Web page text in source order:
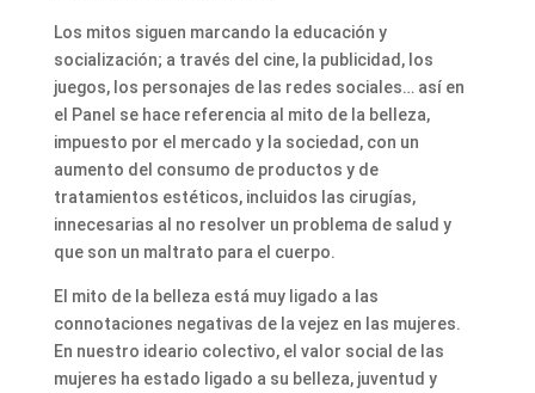
Los mitos siguen marcando la educación y
socialización; a través del cine, la publicidad, los
juegos, los personajes de las redes sociales… así en
el Panel se hace referencia al mito de la belleza,
impuesto por el mercado y la sociedad, con un
aumento del consumo de productos y de
tratamientos estéticos, incluidos las cirugías,
innecesarias al no resolver un problema de salud y
que son un maltrato para el cuerpo.
El mito de la belleza está muy ligado a las
connotaciones negativas de la vejez en las mujeres.
En nuestro ideario colectivo, el valor social de las
mujeres ha estado ligado a su belleza, juventud y